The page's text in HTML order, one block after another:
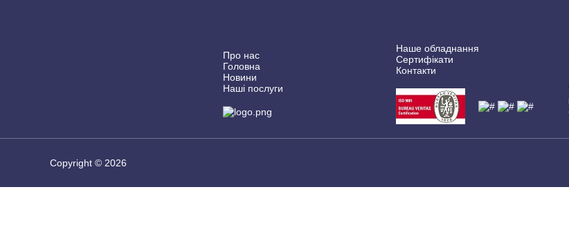
Про нас
Головна
Новини
Наші послуги
Наше обладнання
Сертифікати
Контакти
Copyright © 2026